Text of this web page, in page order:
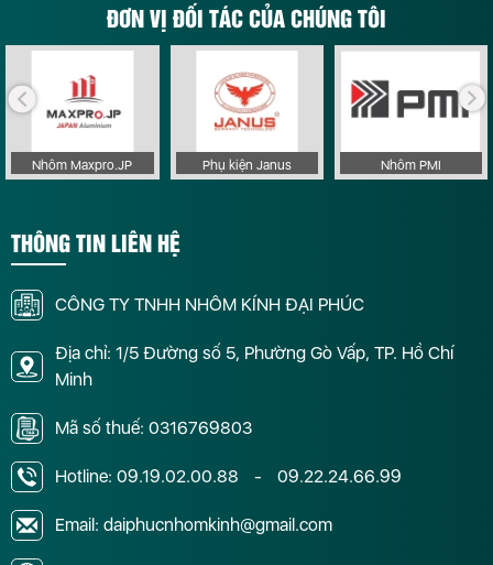
ĐƠN VỊ ĐỐI TÁC CỦA CHÚNG TÔI
Nhôm Maxpro.JP Phụ kiện Janus Nhôm PMI
THÔNG TIN LIÊN HỆ
CÔNG TY TNHH NHÔM KÍNH ĐẠI PHÚC
Địa chỉ: 1/5 Đường số 5, Phường Gò Vấp, TP. Hồ Chí
Minh
Mã số thuế: 0316769803
Hotline: 09.19.02.00.88 - 09.22.24.66.99
Email: daiphucnhomkinh@gmail.com